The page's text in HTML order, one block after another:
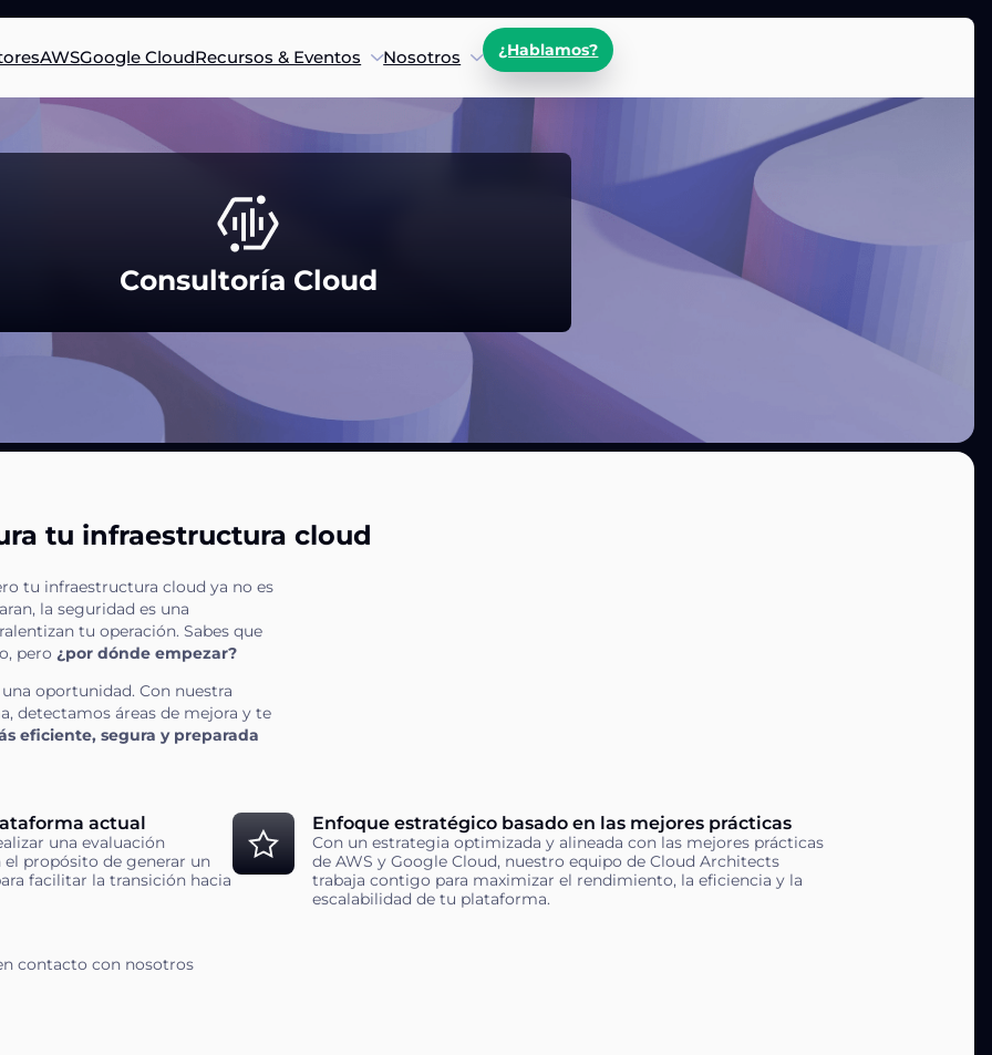
AWSGoogle CloudRecursos & Eventos Nosotros ¿Hablamos?
Consultoría Cloud
tu infraestructura cloud
tu infraestructura cloud ya no es
la seguridad es una
tu operación. Sabes que
pero ¿por dónde empezar?
oportunidad. Con nuestra
detectamos áreas de mejora y te
eficiente, segura y preparada
actual
una evaluación
propósito de generar un
facilitar la transición hacia
Enfoque estratégico basado en las mejores prácticas
Con un estrategia optimizada y alineada con las mejores prácticas
de AWS y Google Cloud, nuestro equipo de Cloud Architects
trabaja contigo para maximizar el rendimiento, la eficiencia y la
escalabilidad de tu plataforma.
contacto con nosotros